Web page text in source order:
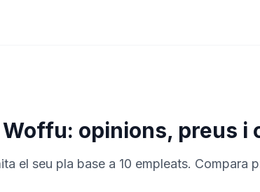
opinions, preus i
el seu pla base a 10 empleats.